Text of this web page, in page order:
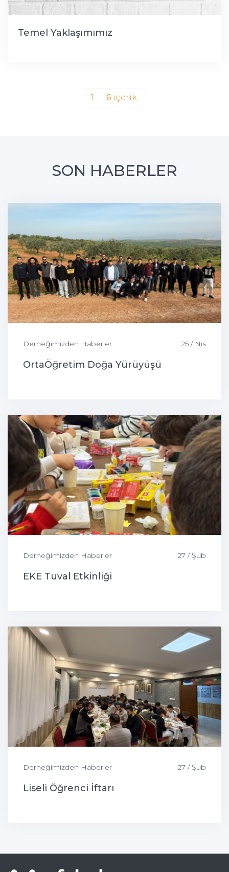
Temel Yaklaşımımız
1 6 içerik.
SON HABERLER
Derneğimizden Haberler 25 / Nis
OrtaÖğretim Doğa Yürüyüşü
Derneğimizden Haberler 27 / Şub
EKE Tuval Etkinliği
Derneğimizden Haberler 27 / Şub
Liseli Öğrenci İftarı